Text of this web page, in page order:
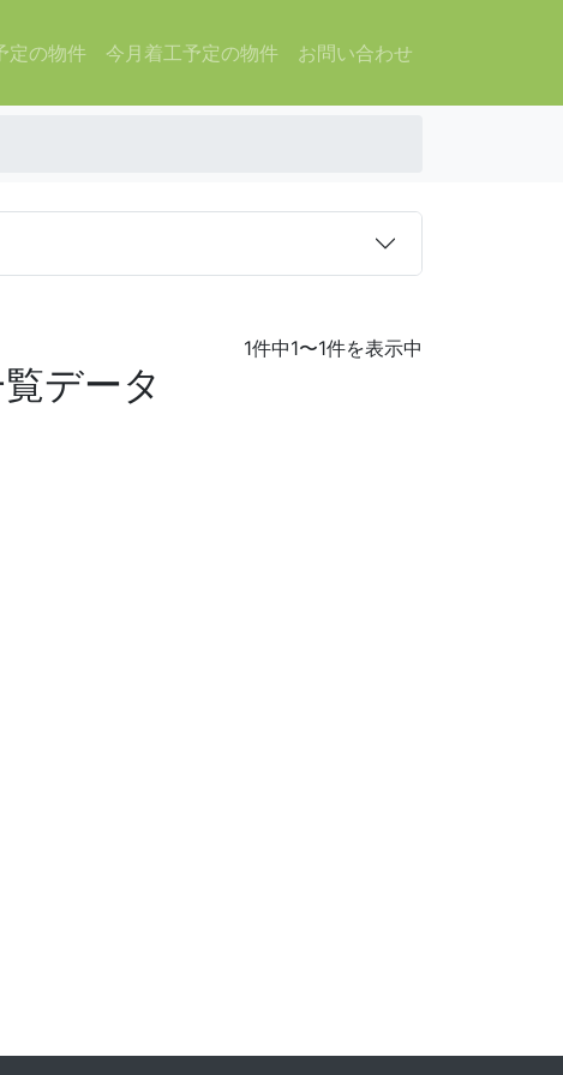
定の物件 今月着工予定の物件 お問い合わせ
1件中1〜1件を表示中
データ